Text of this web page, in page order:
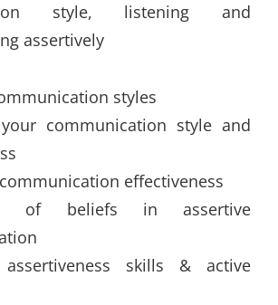
style, listening and
assertively
styles
your communication style and
effectiveness
of beliefs in assertive
assertiveness skills & active